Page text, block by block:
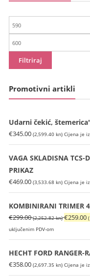
Min
cijena
Maks
cijena
Filtriraj
Promotivni artikli
Udarni čekić,
€345.00 (2,599.40 kn) Cijena je
VAGA SKLADISNA
PRIKAZ
€469.00 (3,533.68 kn) Cijena je
KOMBINIRANI TRIMER
€299.00 (2,252.82 kn)Izvorna
bila
je:
€299.00
(2,252.82
€259.00
uključenim PDV-om
HECHT FORD RANGER-
€358.00 (2,697.35 kn) Cijena je